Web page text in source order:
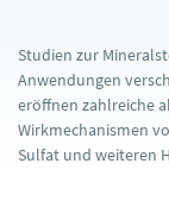
Studien zur
Anwendungen
eröffnen zahlreiche
Wirkmechanismen
Sulfat und weiteren